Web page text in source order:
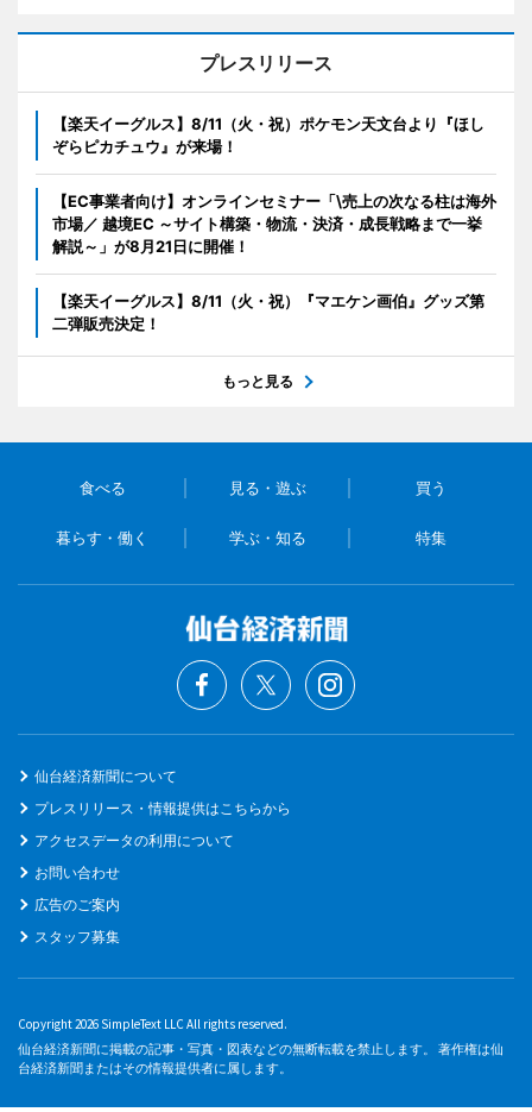
プレスリリース
【楽天イーグルス】8/11（火・祝）ポケモン天文台より『ほし
ぞらピカチュウ』が来場！
【EC事業者向け】オンラインセミナー「\売上の次なる柱は海外
市場／ 越境EC ～サイト構築・物流・決済・成長戦略まで一挙
解説～」が8月21日に開催！
【楽天イーグルス】8/11（火・祝）『マエケン画伯』グッズ第
二弾販売決定！
もっと見る
食べる 見る・遊ぶ 買う
暮らす・働く 学ぶ・知る 特集
仙台経済新聞について
プレスリリース・情報提供はこちらから
アクセスデータの利用について
お問い合わせ
広告のご案内
スタッフ募集
Copyright 2026 SimpleText LLC All rights reserved.
仙台経済新聞に掲載の記事・写真・図表などの無断転載を禁止します。 著作権は仙
台経済新聞またはその情報提供者に属します。